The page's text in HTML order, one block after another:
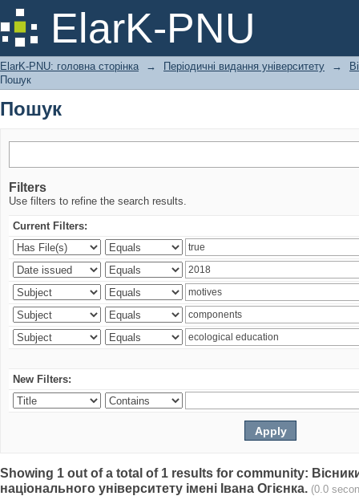
ElarK-PNU
Пошук
ElarK-PNU: головна сторінка → Періодичні видання університету →
Пошук
Пошук
Filters
Use filters to refine the search results.
Current Filters:
New Filters:
Showing 1 out of a total of 1 results for community:
національного університету імені Івана Огієнка. (0.0